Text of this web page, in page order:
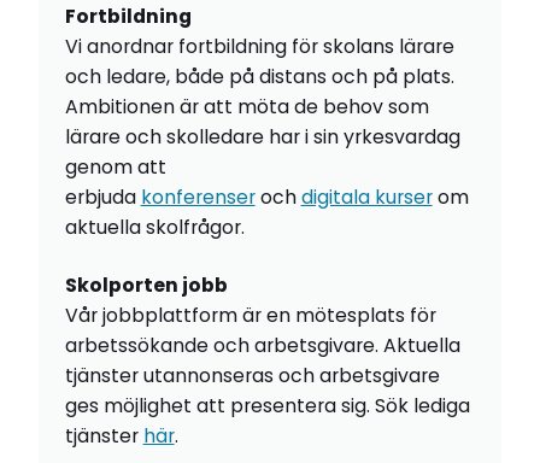
Fortbildning
Vi anordnar fortbildning för skolans lärare
och ledare, både på distans och på plats.
Ambitionen är att möta de behov som
lärare och skolledare har i sin yrkesvardag
genom att
erbjuda konferenserochdigitala kurserom
aktuella skolfrågor.
Skolporten jobb
Vår jobbplattform är en mötesplats för
arbetssökande och arbetsgivare. Aktuella
tjänster utannonseras och arbetsgivare
ges möjlighet att presentera sig. Sök lediga
tjänster här.